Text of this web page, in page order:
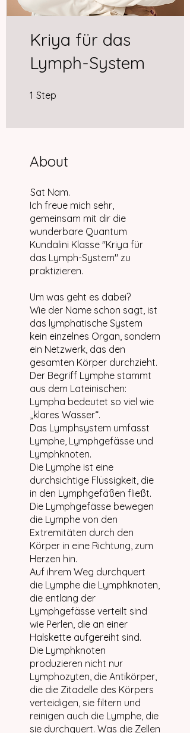
Kriya für das
Lymph-System
1 Step
About
Sat Nam.
Ich freue mich sehr,
gemeinsam mit dir die
wunderbare Quantum
Kundalini Klasse "Kriya für
das Lymph-System" zu
praktizieren.
Um was geht es dabei?
Wie der Name schon sagt, ist
das lymphatische System
kein einzelnes Organ, sondern
ein Netzwerk, das den
gesamten Körper durchzieht.
Der Begriff Lymphe stammt
aus dem Lateinischen:
Lympha bedeutet so viel wie
„klares Wasser“.
Das Lymphsystem umfasst
Lymphe, Lymphgefässe und
Lymphknoten.
Die Lymphe ist eine
durchsichtige Flüssigkeit, die
in den Lymphgefäßen fließt.
Die Lymphgefässe bewegen
die Lymphe von den
Extremitäten durch den
Körper in eine Richtung, zum
Herzen hin.
Auf ihrem Weg durchquert
die Lymphe die Lymphknoten,
die entlang der
Lymphgefässe verteilt sind
wie Perlen, die an einer
Halskette aufgereiht sind.
Die Lymphknoten
produzieren nicht nur
Lymphozyten, die Antikörper,
die die Zitadelle des Körpers
verteidigen, sie filtern und
reinigen auch die Lymphe, die
sie durchquert. Was die Zellen